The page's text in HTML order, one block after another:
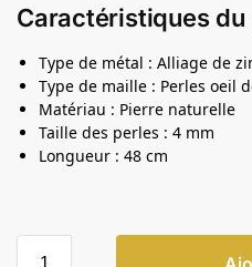
Caractéristiques
Type de métal : Alliage de
Type de maille : Perles oeil
Matériau : Pierre naturelle
Taille des perles : 4 mm
Longueur : 48 cm